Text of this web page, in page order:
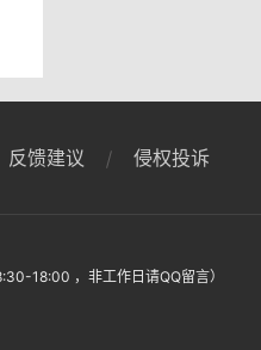
反馈建议 侵权投诉
18:00 ，非工作日请QQ留言）